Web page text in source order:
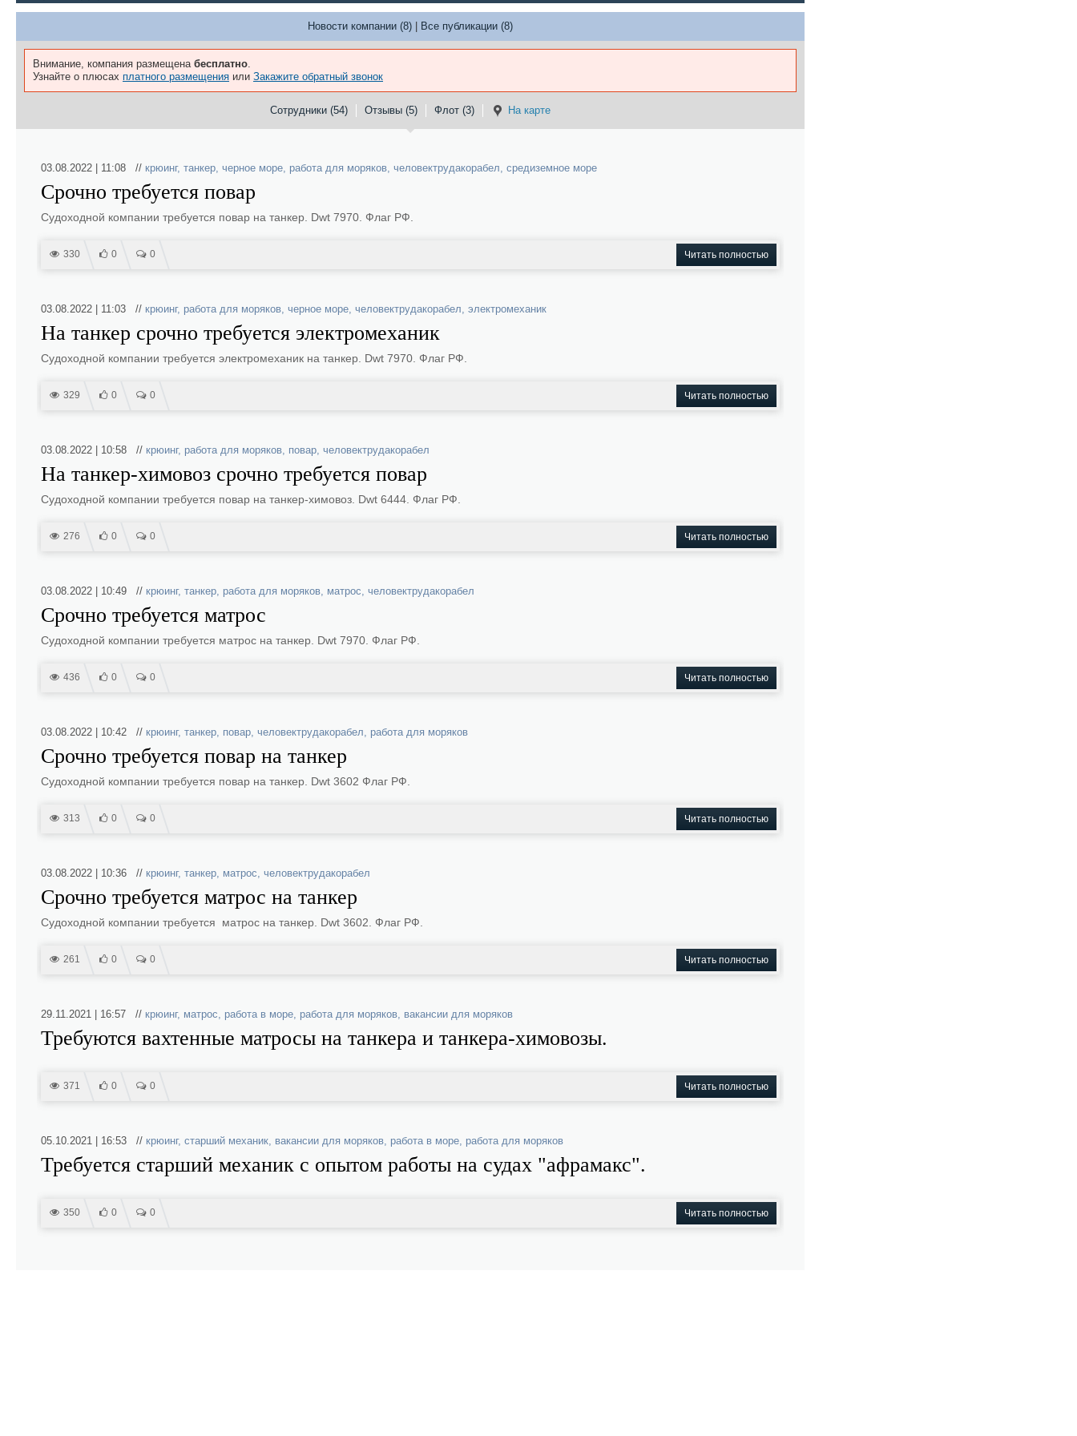
Новости компании (8) Все публикации (8)
Внимание, компания размещена бесплатно.
Узнайте о плюсах платного размещения или Закажите обратный звонок
Сотрудники (54) Отзывы (5) Флот (3) На карте
03.08.2022 | 11:08 // крюинг, танкер, черное море, работа для моряков, человектрудакорабел, средиземное море
Срочно требуется повар
Судоходной компании требуется повар на танкер. Dwt 7970. Флаг РФ.
330 0 0 Читать полностью
03.08.2022 | 11:03 // крюинг, работа для моряков, черное море, человектрудакорабел, электромеханик
На танкер срочно требуется электромеханик
Судоходной компании требуется электромеханик на танкер. Dwt 7970. Флаг РФ.
329 0 0 Читать полностью
03.08.2022 | 10:58 // крюинг, работа для моряков, повар, человектрудакорабел
На танкер-химовоз срочно требуется повар
Судоходной компании требуется повар на танкер-химовоз. Dwt 6444. Флаг РФ.
276 0 0 Читать полностью
03.08.2022 | 10:49 // крюинг, танкер, работа для моряков, матрос, человектрудакорабел
Срочно требуется матрос
Судоходной компании требуется матрос на танкер. Dwt 7970. Флаг РФ.
436 0 0 Читать полностью
03.08.2022 | 10:42 // крюинг, танкер, повар, человектрудакорабел, работа для моряков
Срочно требуется повар на танкер
Судоходной компании требуется повар на танкер. Dwt 3602 Флаг РФ.
313 0 0 Читать полностью
03.08.2022 | 10:36 // крюинг, танкер, матрос, человектрудакорабел
Срочно требуется матрос на танкер
Судоходной компании требуется матрос на танкер. Dwt 3602. Флаг РФ.
261 0 0 Читать полностью
29.11.2021 | 16:57 // крюинг, матрос, работа в море, работа для моряков, вакансии для моряков
Требуются вахтенные матросы на танкера и танкера-химовозы.
371 0 0 Читать полностью
05.10.2021 | 16:53 // крюинг, старший механик, вакансии для моряков, работа в море, работа для моряков
Требуется старший механик с опытом работы на судах "афрамакс".
350 0 0 Читать полностью